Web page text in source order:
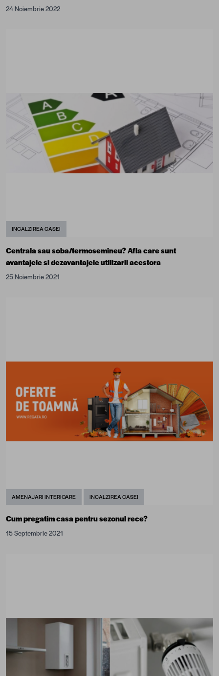
24 Noiembrie 2022
INCALZIREA CASEI
Centrala sau soba/termosemineu? Afla care sunt
avantajele si dezavantajele utilizarii acestora
25 Noiembrie 2021
AMENAJARI INTERIOARE INCALZIREA CASEI
Cum pregatim casa pentru sezonul rece?
15 Septembrie 2021